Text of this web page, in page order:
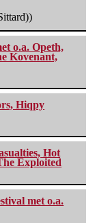
o.a. Opeth,
Kovenant,
Hiqpy
Hot
Exploited
met o.a.